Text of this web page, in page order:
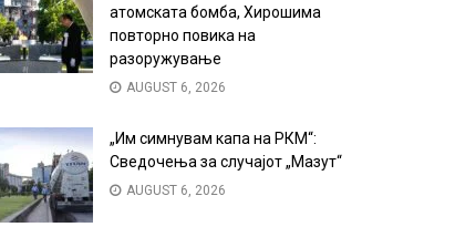
атомската бомба, Хирошима
повторно повика на
разоружување
AUGUST 6, 2026
„Им симнувам капа на РКМ“:
Сведочења за случајот „Мазут“
AUGUST 6, 2026